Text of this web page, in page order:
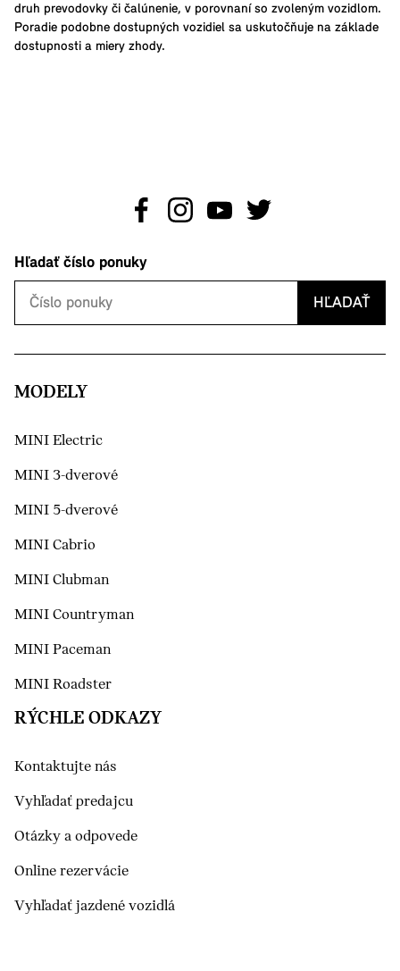
druh prevodovky či čalúnenie, v porovnaní so zvoleným vozidlom.
Poradie podobne dostupných vozidiel sa uskutočňuje na základe
dostupnosti a miery zhody.
Hľadať číslo ponuky
HĽADAŤ
MODELY
MINI Electric
MINI 3-dverové
MINI 5-dverové
MINI Cabrio
MINI Clubman
MINI Countryman
MINI Paceman
MINI Roadster
RÝCHLE ODKAZY
Kontaktujte nás
Vyhľadať predajcu
Otázky a odpovede
Online rezervácie
Vyhľadať jazdené vozidlá